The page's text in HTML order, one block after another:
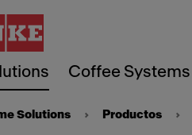
Coffee Systems
Solutions Productos